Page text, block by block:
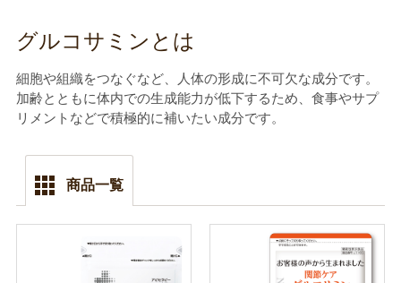
グルコサミンとは
細胞や組織をつなぐなど、人体の形成に不可欠な成分です。
加齢とともに体内での生成能力が低下するため、食事やサプ
リメントなどで積極的に補いたい成分です。
商品一覧